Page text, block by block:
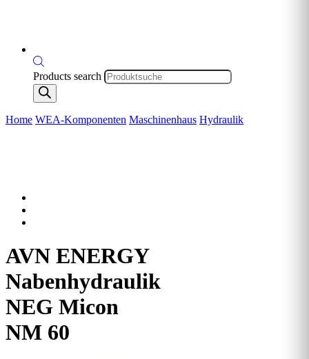
Products search
Home WEA-Komponenten Maschinenhaus Hydraulik
AVN ENERGY
Nabenhydraulik
NEG Micon
NM 60